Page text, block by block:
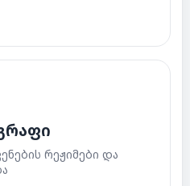
რეჟიმები და